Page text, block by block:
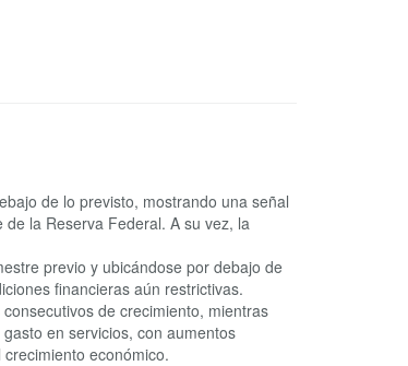
de lo previsto, mostrando una señal
la Reserva Federal. A su vez, la
previo y ubicándose por debajo de
financieras aún restrictivas.
de crecimiento, mientras
en servicios, con aumentos
económico.